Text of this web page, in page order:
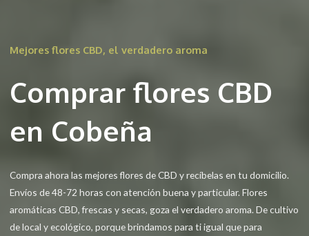
Mejores flores CBD, el verdadero aroma
Comprar flores CBD
en Cobeña
Compra ahora las mejores flores de CBD y recíbelas en tu domicilio.
Envíos de 48-72 horas con atención buena y particular. Flores
aromáticas CBD, frescas y secas, goza el verdadero aroma. De cultivo
de local y ecológico, porque brindamos para ti igual que para